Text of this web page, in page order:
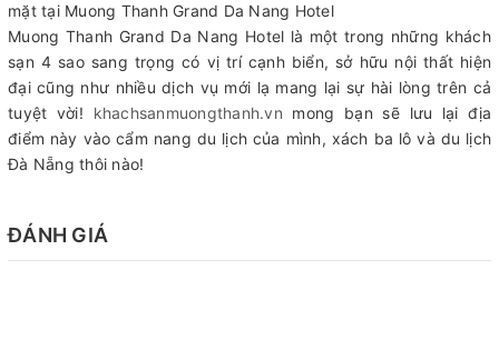
mặt tại Muong Thanh Grand Da Nang Hotel
Muong Thanh Grand Da Nang Hotel là một trong những khách
sạn 4 sao sang trọng có vị trí cạnh biển, sở hữu nội thất hiện
đại cũng như nhiều dịch vụ mới lạ mang lại sự hài lòng trên cả
tuyệt vời! khachsanmuongthanh.vn mong bạn sẽ lưu lại địa
điểm này vào cẩm nang du lịch của mình, xách ba lô và du lịch
Đà Nẵng thôi nào!
ĐÁNH GIÁ